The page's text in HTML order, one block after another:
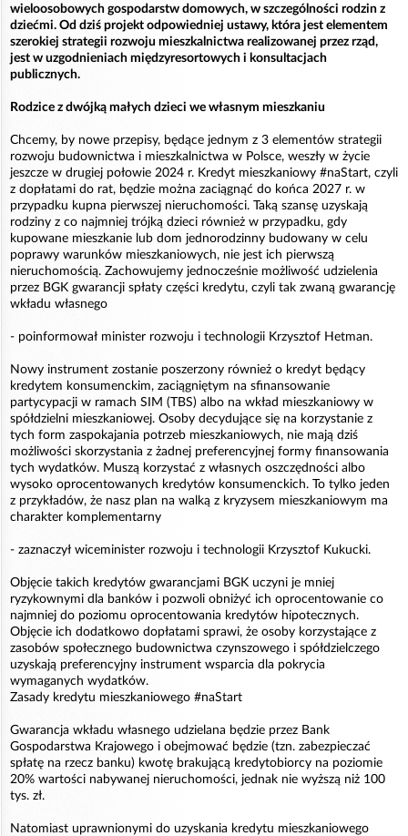
wieloosobowych gospodarstw domowych, w szczególności rodzin z
dziećmi. Od dziś projekt odpowiedniej ustawy, która jest elementem
szerokiej strategii rozwoju mieszkalnictwa realizowanej przez rząd,
jest w uzgodnieniach międzyresortowych i konsultacjach
publicznych.
Rodzice z dwójką małych dzieci we własnym mieszkaniu
Chcemy, by nowe przepisy, będące jednym z 3 elementów strategii
rozwoju budownictwa i mieszkalnictwa w Polsce, weszły w życie
jeszcze w drugiej połowie 2024 r. Kredyt mieszkaniowy #naStart, czyli
z dopłatami do rat, będzie można zaciągnąć do końca 2027 r. w
przypadku kupna pierwszej nieruchomości. Taką szansę uzyskają
rodziny z co najmniej trójką dzieci również w przypadku, gdy
kupowane mieszkanie lub dom jednorodzinny budowany w celu
poprawy warunków mieszkaniowych, nie jest ich pierwszą
nieruchomością. Zachowujemy jednocześnie możliwość udzielenia
przez BGK gwarancji spłaty części kredytu, czyli tak zwaną gwarancję
wkładu własnego
- poinformował minister rozwoju i technologii Krzysztof Hetman.
Nowy instrument zostanie poszerzony również o kredyt będący
kredytem konsumenckim, zaciągniętym na sfinansowanie
partycypacji w ramach SIM (TBS) albo na wkład mieszkaniowy w
spółdzielni mieszkaniowej. Osoby decydujące się na korzystanie z
tych form zaspokajania potrzeb mieszkaniowych, nie mają dziś
możliwości skorzystania z żadnej preferencyjnej formy finansowania
tych wydatków. Muszą korzystać z własnych oszczędności albo
wysoko oprocentowanych kredytów konsumenckich. To tylko jeden
z przykładów, że nasz plan na walką z kryzysem mieszkaniowym ma
charakter komplementarny
- zaznaczył wiceminister rozwoju i technologii Krzysztof Kukucki.
Objęcie takich kredytów gwarancjami BGK uczyni je mniej
ryzykownymi dla banków i pozwoli obniżyć ich oprocentowanie co
najmniej do poziomu oprocentowania kredytów hipotecznych.
Objęcie ich dodatkowo dopłatami sprawi, że osoby korzystające z
zasobów społecznego budownictwa czynszowego i spółdzielczego
uzyskają preferencyjny instrument wsparcia dla pokrycia
wymaganych wydatków.
Zasady kredytu mieszkaniowego #naStart
Gwarancja wkładu własnego udzielana będzie przez Bank
Gospodarstwa Krajowego i obejmować będzie (tzn. zabezpieczać
spłatę na rzecz banku) kwotę brakującą kredytobiorcy na poziomie
20% wartości nabywanej nieruchomości, jednak nie wyższą niż 100
tys. zł.
Natomiast uprawnionymi do uzyskania kredytu mieszkaniowego